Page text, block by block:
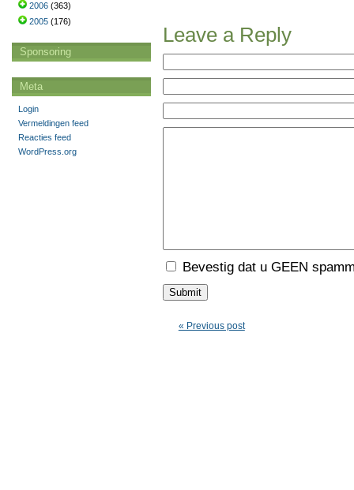
Leave a Reply
Bevestig dat u GEEN
« Previous post
2006 (363)
2005 (176)
Sponsoring
Meta
Login
Vermeldingen feed
Reacties feed
WordPress.org